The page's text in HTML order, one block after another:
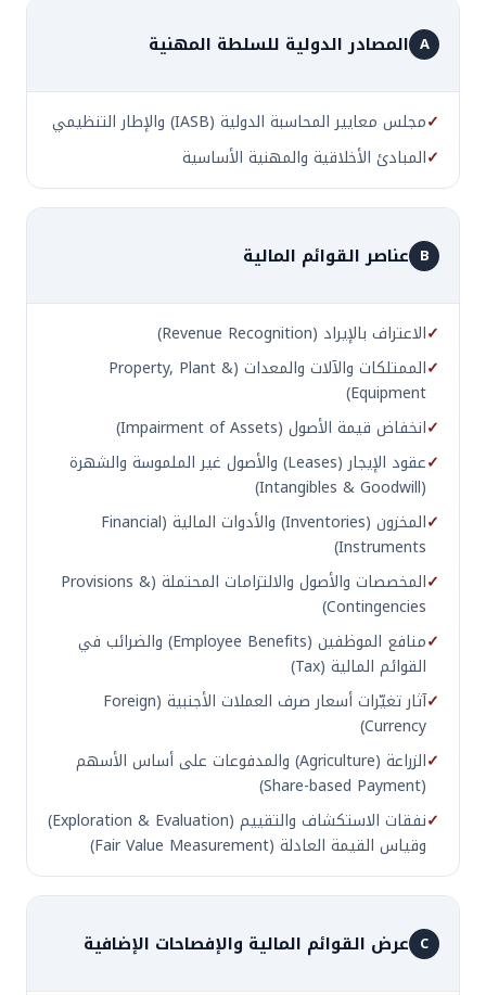
A المصادر الدولية للسلطة المهنية
✓مجلس معايير المحاسبة الدولية (IASB) والإطار التنظيمي
✓المبادئ الأخلاقية والمهنية الأساسية
B عناصر القوائم المالية
✓الاعتراف بالإيراد (Revenue Recognition)
✓
الممتلكات والآلات والمعدات (Property, Plant &
Equipment)
✓انخفاض قيمة الأصول (Impairment of Assets)
✓
عقود الإيجار (Leases) والأصول غير الملموسة والشهرة
(Intangibles & Goodwill)
✓
المخزون (Inventories) والأدوات المالية (Financial
Instruments)
✓
المخصصات والأصول والالتزامات المحتملة (Provisions &
Contingencies)
✓
منافع الموظفين (Employee Benefits) والضرائب في
القوائم المالية (Tax)
✓
آثار تغيّرات أسعار صرف العملات الأجنبية (Foreign
Currency)
✓
الزراعة (Agriculture) والمدفوعات على أساس الأسهم
(Share-based Payment)
✓
نفقات الاستكشاف والتقييم (Exploration & Evaluation)
وقياس القيمة العادلة (Fair Value Measurement)
C عرض القوائم المالية والإفصاحات الإضافية